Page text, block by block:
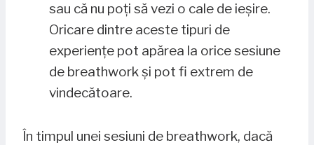
sau că nu poți să vezi o cale de ieșire.
Oricare dintre aceste tipuri de
experiențe pot apărea la orice sesiune
de breathwork și pot fi extrem de
vindecătoare.
În timpul unei sesiuni de breathwork, dacă